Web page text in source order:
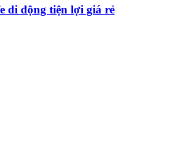
di động tiện lợi giá rẻ